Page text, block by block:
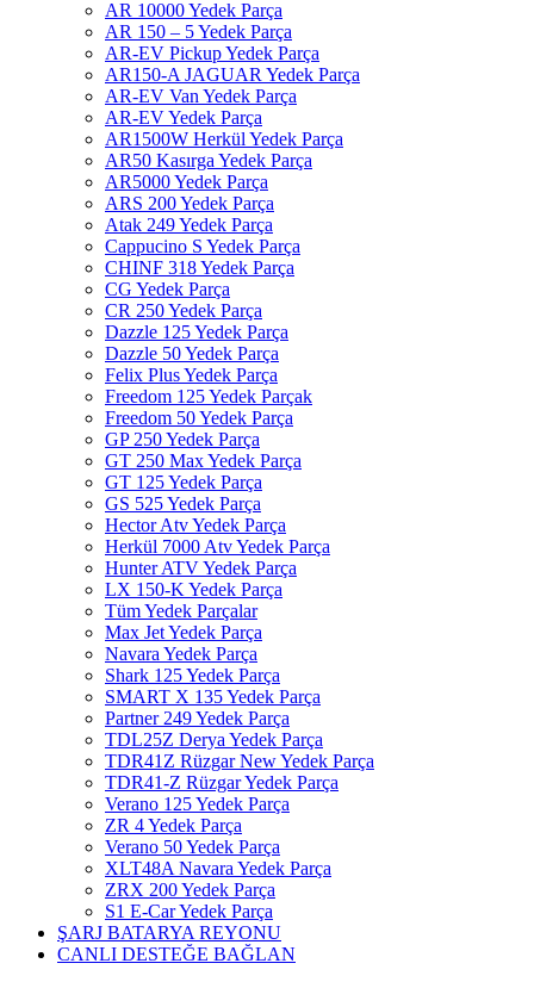
AR 10000 Yedek Parça
AR 150 – 5 Yedek Parça
AR-EV Pickup Yedek Parça
AR150-A JAGUAR Yedek Parça
AR-EV Van Yedek Parça
AR-EV Yedek Parça
AR1500W Herkül Yedek Parça
AR50 Kasırga Yedek Parça
AR5000 Yedek Parça
ARS 200 Yedek Parça
Atak 249 Yedek Parça
Cappucino S Yedek Parça
CHINF 318 Yedek Parça
CG Yedek Parça
CR 250 Yedek Parça
Dazzle 125 Yedek Parça
Dazzle 50 Yedek Parça
Felix Plus Yedek Parça
Freedom 125 Yedek Parçak
Freedom 50 Yedek Parça
GP 250 Yedek Parça
GT 250 Max Yedek Parça
GT 125 Yedek Parça
GS 525 Yedek Parça
Hector Atv Yedek Parça
Herkül 7000 Atv Yedek Parça
Hunter ATV Yedek Parça
LX 150-K Yedek Parça
Tüm Yedek Parçalar
Max Jet Yedek Parça
Navara Yedek Parça
Shark 125 Yedek Parça
SMART X 135 Yedek Parça
Partner 249 Yedek Parça
TDL25Z Derya Yedek Parça
TDR41Z Rüzgar New Yedek Parça
TDR41-Z Rüzgar Yedek Parça
Verano 125 Yedek Parça
ZR 4 Yedek Parça
Verano 50 Yedek Parça
XLT48A Navara Yedek Parça
ZRX 200 Yedek Parça
S1 E-Car Yedek Parça
ŞARJ BATARYA REYONU
CANLI DESTEĞE BAĞLAN